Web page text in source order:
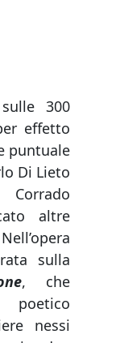
300
effetto
puntuale
Di Lieto
altre
sulla
, che
nessi